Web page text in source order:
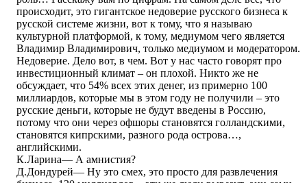
происходит, это гигантское недоверие русского бизнеса к
русской системе жизни, вот к тому, что я называю
культурной платформой, к тому, медиумом чего является
Владимир Владимирович, только медиумом и модератором.
Недоверие. Дело вот, в чем. Вот у нас часто говорят про
инвестиционный климат – он плохой. Никто же не
обсуждает, что 54% всех этих денег, из примерно 100
миллиардов, которые мы в этом году не получили – это
русские деньги, которые не будут введены в Россию,
потому что они через офшоры становятся голландскими,
становятся кипрскими, разного рода острова…,
английскими.
К.Ларина― А амнистия?
Д.Дондурей― Ну это смех, это просто для развлечения